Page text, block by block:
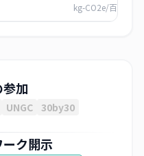
kg-CO2e/百万円
加
UNGC 30by30
ク開示